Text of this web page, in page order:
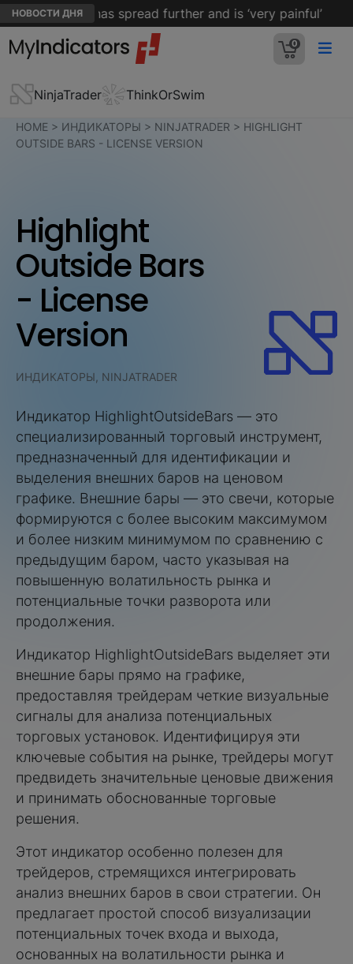
НОВОСТИ ДНЯ
cancer has spread further and is ‘very painful’
0
NinjaTrader ThinkOrSwim
HOME > ИНДИКАТОРЫ > NINJATRADER > HIGHLIGHT
OUTSIDE BARS - LICENSE VERSION
Highlight
Outside Bars
- License
Version
ИНДИКАТОРЫ, NINJATRADER
Индикатор HighlightOutsideBars — это
специализированный торговый инструмент,
предназначенный для идентификации и
выделения внешних баров на ценовом
графике. Внешние бары — это свечи, которые
формируются с более высоким максимумом
и более низким минимумом по сравнению с
предыдущим баром, часто указывая на
повышенную волатильность рынка и
потенциальные точки разворота или
продолжения.
Индикатор HighlightOutsideBars выделяет эти
внешние бары прямо на графике,
предоставляя трейдерам четкие визуальные
сигналы для анализа потенциальных
торговых установок. Идентифицируя эти
ключевые события на рынке, трейдеры могут
предвидеть значительные ценовые движения
и принимать обоснованные торговые
решения.
Этот индикатор особенно полезен для
трейдеров, стремящихся интегрировать
анализ внешних баров в свои стратегии. Он
предлагает простой способ визуализации
потенциальных точек входа и выхода,
основанных на волатильности рынка и